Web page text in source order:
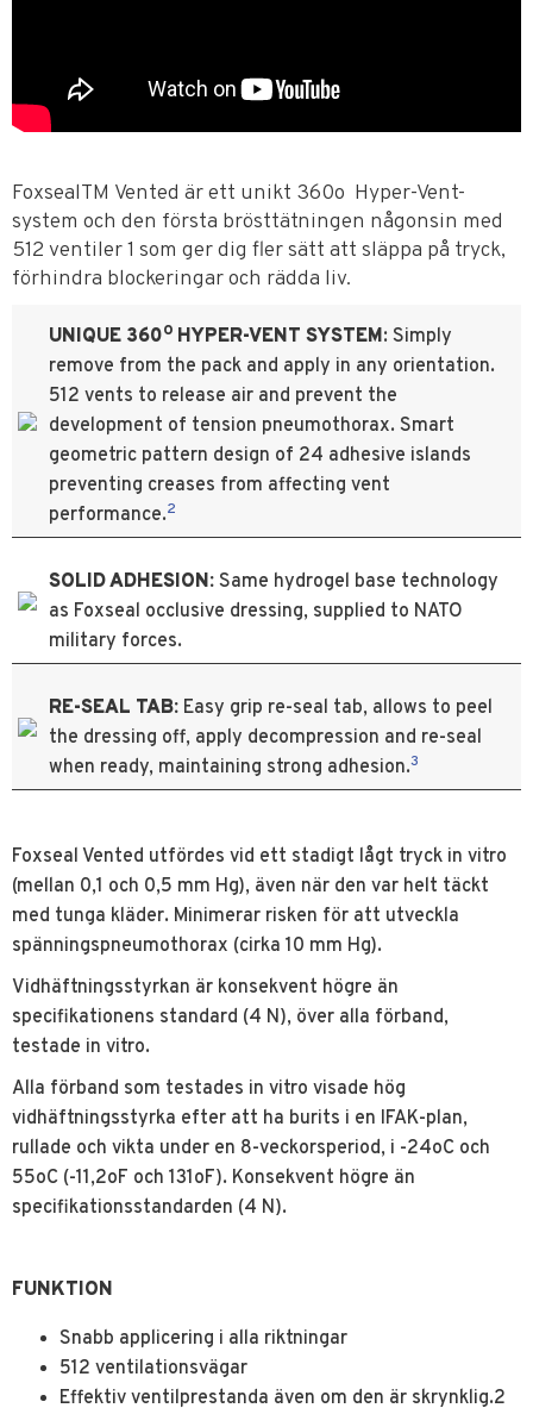
FoxsealTM Vented är ett unikt 360o Hyper-Vent-
system och den första brösttätningen någonsin med
512 ventiler 1 som ger dig fler sätt att släppa på tryck,
förhindra blockeringar och rädda liv.
UNIQUE 360O HYPER-VENT SYSTEM: Simply
remove from the pack and apply in any orientation.
512 vents to release air and prevent the
development of tension pneumothorax. Smart
geometric pattern design of 24 adhesive islands
preventing creases from affecting vent
performance.2
SOLID ADHESION: Same hydrogel base technology
as Foxseal occlusive dressing, supplied to NATO
military forces.
RE-SEAL TAB: Easy grip re-seal tab, allows to peel
the dressing off, apply decompression and re-seal
when ready, maintaining strong adhesion.3
Foxseal Vented utfördes vid ett stadigt lågt tryck in vitro
(mellan 0,1 och 0,5 mm Hg), även när den var helt täckt
med tunga kläder. Minimerar risken för att utveckla
spänningspneumothorax (cirka 10 mm Hg).
Vidhäftningsstyrkan är konsekvent högre än
specifikationens standard (4 N), över alla förband,
testade in vitro.
Alla förband som testades in vitro visade hög
vidhäftningsstyrka efter att ha burits i en IFAK-plan,
rullade och vikta under en 8-veckorsperiod, i -24oC och
55oC (-11,2oF och 131oF). Konsekvent högre än
specifikationsstandarden (4 N).
FUNKTION
Snabb applicering i alla riktningar
512 ventilationsvägar
Effektiv ventilprestanda även om den är skrynklig.2